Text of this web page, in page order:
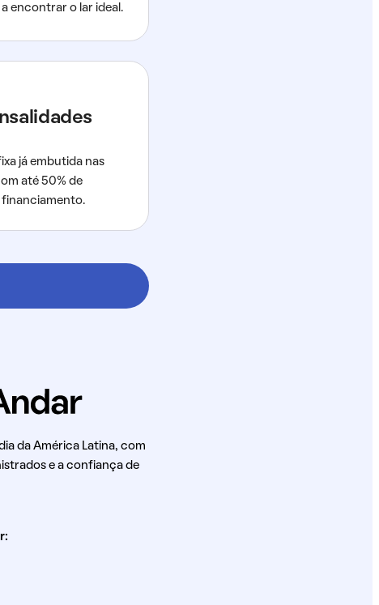
encontrar o lar ideal.
já embutida nas
até 50% de
financiamento.
da América Latina, com
e a confiança de